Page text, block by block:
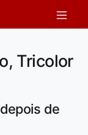
Tricolor
de